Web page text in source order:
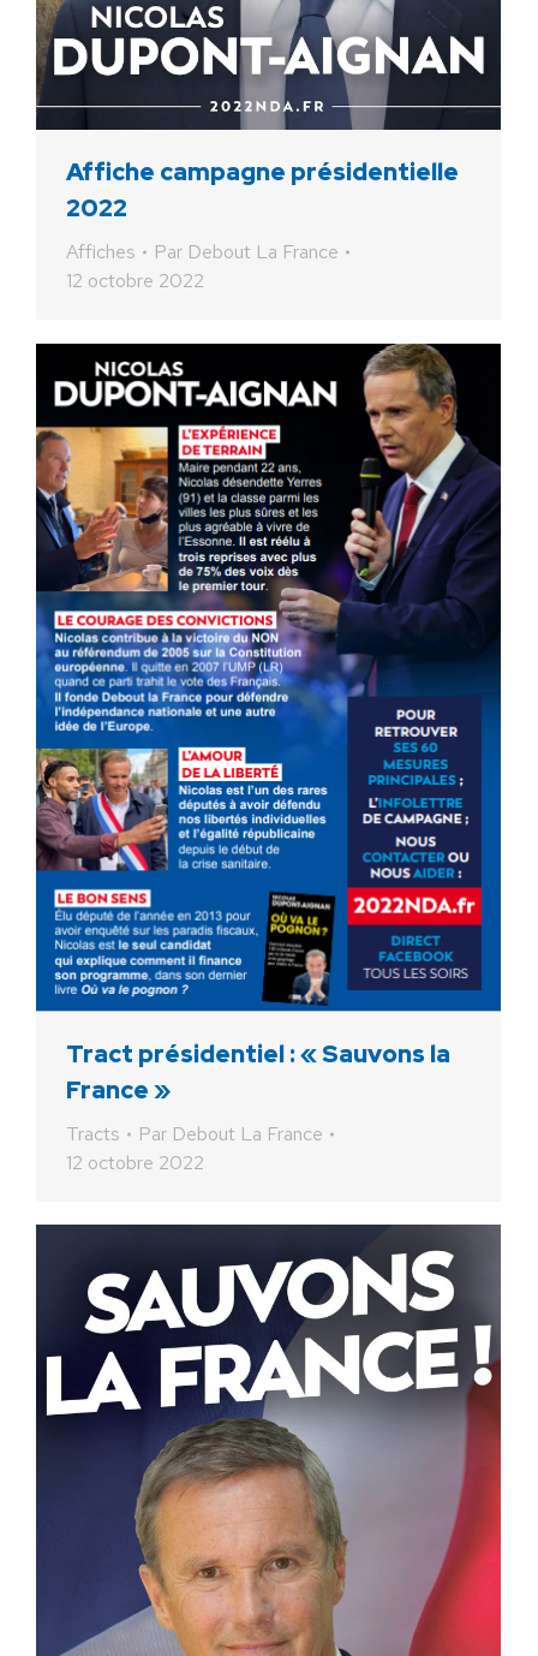
Affiche campagne présidentielle
2022
Affiches Par Debout La France
12 octobre 2022
Tract présidentiel : « Sauvons la
France »
Tracts Par Debout La France
12 octobre 2022